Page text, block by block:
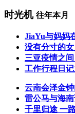
时光机 往年本月
JiaYu与妈妈
没有分寸的女
三亚疫情之
工作行程日
云南会泽金
雷公马与海
千里归途 一